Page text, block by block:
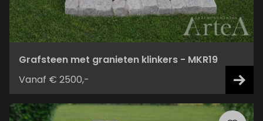
Grafsteen met granieten klinkers - MKR19
Vanaf € 2500,-